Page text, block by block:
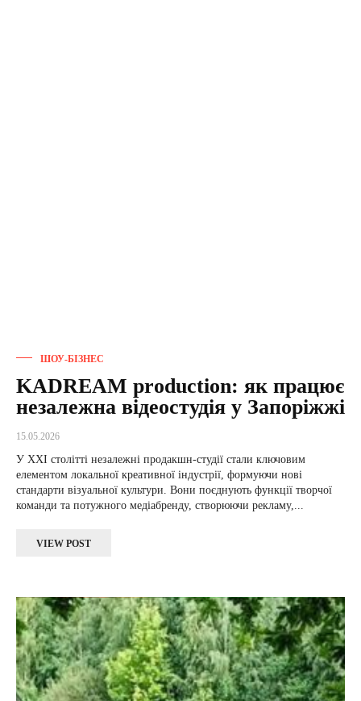
ШОУ-БІЗНЕС
KADREAM production: як працює
незалежна відеостудія у Запоріжжі
15.05.2026
У XXI столітті незалежні продакшн-студії стали ключовим
елементом локальної креативної індустрії, формуючи нові
стандарти візуальної культури. Вони поєднують функції творчої
команди та потужного медіабренду, створюючи рекламу,...
VIEW POST